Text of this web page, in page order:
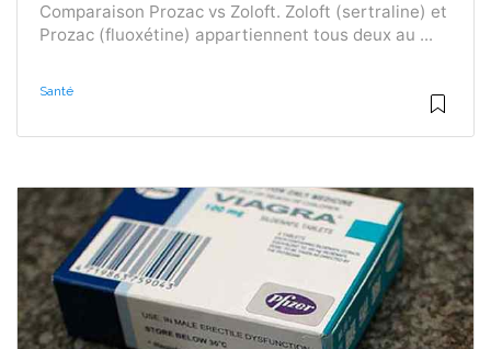
Comparaison Prozac vs Zoloft. Zoloft (sertraline) et
Prozac (fluoxétine) appartiennent tous deux au ...
Santé